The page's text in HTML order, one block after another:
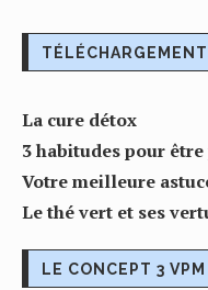
La cure détox
3 habitudes pour
Votre meilleure
Le thé vert et ses
LE CONCEPT 3 VPM